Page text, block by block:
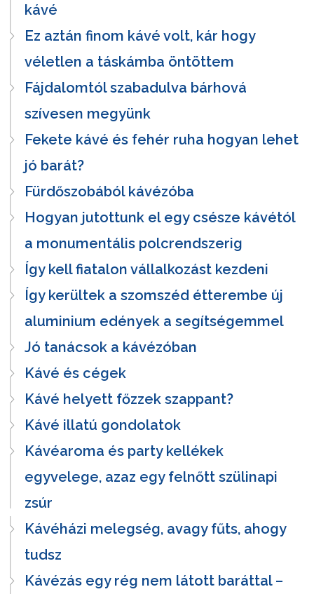
kávé
Ez aztán finom kávé volt, kár hogy
véletlen a táskámba öntöttem
Fájdalomtól szabadulva bárhová
szívesen megyünk
Fekete kávé és fehér ruha hogyan lehet
jó barát?
Fürdőszobából kávézóba
Hogyan jutottunk el egy csésze kávétól
a monumentális polcrendszerig
Így kell fiatalon vállalkozást kezdeni
Így kerültek a szomszéd étterembe új
aluminium edények a segítségemmel
Jó tanácsok a kávézóban
Kávé és cégek
Kávé helyett főzzek szappant?
Kávé illatú gondolatok
Kávéaroma és party kellékek
egyvelege, azaz egy felnőtt szülinapi
zsúr
Kávéházi melegség, avagy fűts, ahogy
tudsz
Kávézás egy rég nem látott baráttal –